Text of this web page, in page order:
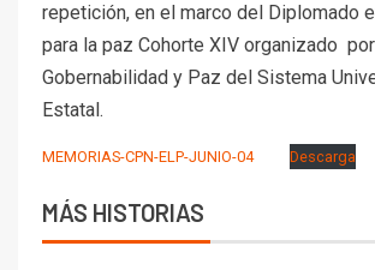
repetición, en el marco del Diplomado
para la paz Cohorte XIV organizado
Gobernabilidad y Paz del Sistema
Estatal.
MEMORIAS-CPN-ELP-JUNIO-04 Descarga
MÁS HISTORIAS